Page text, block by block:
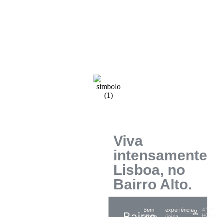
Viva
intensamente
Lisboa, no
Bairro Alto.
Bem-
experiência
4 WI-
FI